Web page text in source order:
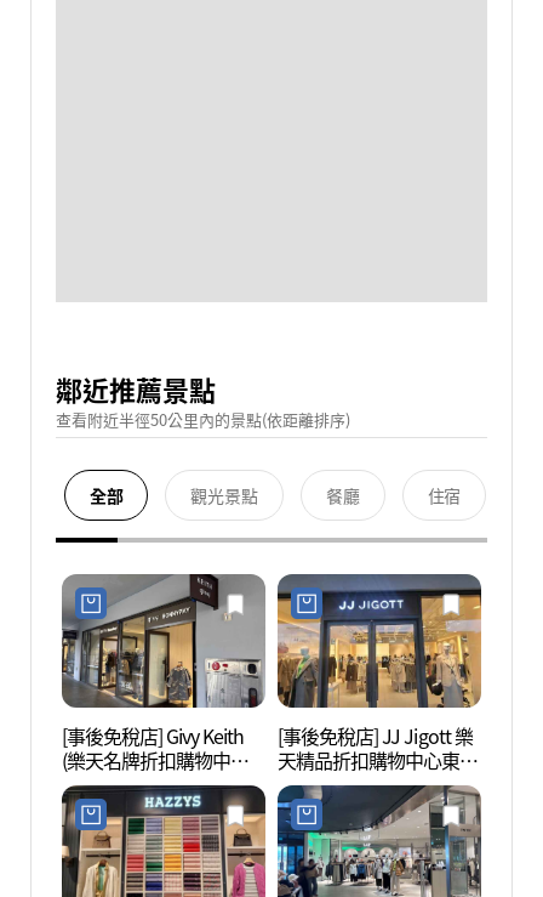
鄰近推薦景點
查看附近半徑50公里內的景點(依距離排序)
全部 觀光景點 餐廳 住宿
[事後免稅店] Givy Keith
(樂天名牌折扣購物中心
東釜山店)(기비키이스 롯
데프리미엄아울렛 동부
산점)
[事後免稅店] JJ Jigott 樂
天精品折扣購物中心東釜
山店(JJ지고트 롯데프리
미엄아울렛 동부산점)